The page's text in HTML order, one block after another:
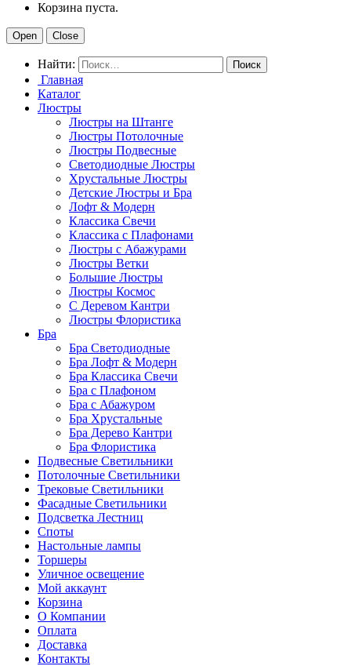
Корзина пуста.
Open Close
Найти:
Главная
Каталог
Люстры
Люстры на Штанге
Люстры Потолочные
Люстры Подвесные
Светодиодные Люстры
Хрустальные Люстры
Детские Люстры и Бра
Лофт & Модерн
Классика Свечи
Классика с Плафонами
Люстры с Абажурами
Люстры Ветки
Большие Люстры
Люстры Космос
С Деревом Кантри
Люстры Флористика
Бра
Бра Светодиодные
Бра Лофт & Модерн
Бра Классика Свечи
Бра с Плафоном
Бра с Абажуром
Бра Хрустальные
Бра Дерево Кантри
Бра Флористика
Подвесные Светильники
Потолочные Светильники
Трековые Светильники
Фасадные Светильники
Подсветка Лестниц
Споты
Настольные лампы
Торшеры
Уличное освещение
Мой аккаунт
Корзина
О Компании
Оплата
Доставка
Контакты